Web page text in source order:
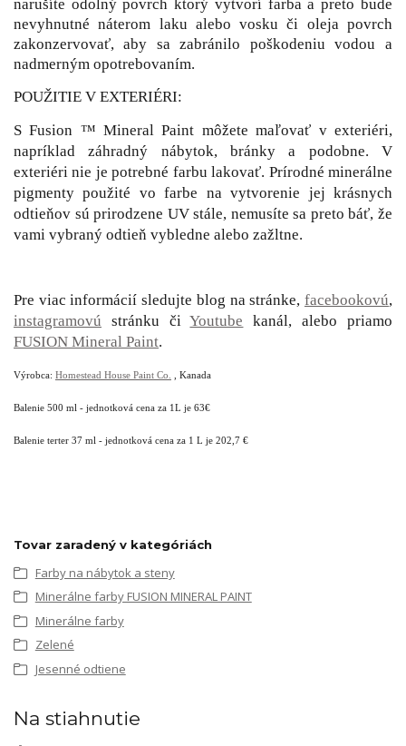
narušíte odolný povrch ktorý vytvorí farba a preto bude
nevyhnutné náterom laku alebo vosku či oleja povrch
zakonzervovať, aby sa zabránilo poškodeniu vodou a
nadmerným opotrebovaním.
POUŽITIE V EXTERIÉRI:
S Fusion ™ Mineral Paint môžete maľovať v exteriéri,
napríklad záhradný nábytok, bránky a podobne. V
exteriéri nie je potrebné farbu lakovať. Prírodné minerálne
pigmenty použité vo farbe na vytvorenie jej krásnych
odtieňov sú prirodzene UV stále, nemusíte sa preto báť, že
vami vybraný odtieň vybledne alebo zažltne.
Pre viac informácií sledujte blog na stránke, facebookovú,
instagramovú stránku čiYoutube kanál, alebo priamo
FUSION Mineral Paint.
Výrobca: Homestead House Paint Co. , Kanada
Balenie 500 ml - jednotková cena za 1L je 63€
Balenie terter 37 ml - jednotková cena za 1 L je 202,7 €
Tovar zaradený v kategóriách
Farby na nábytok a steny
Minerálne farby FUSION MINERAL PAINT
Minerálne farby
Zelené
Jesenné odtiene
Na stiahnutie